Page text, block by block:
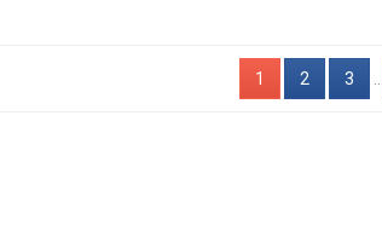
1 2 3